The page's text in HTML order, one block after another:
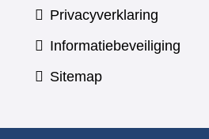
Privacyverklaring
Informatiebeveiliging
Sitemap